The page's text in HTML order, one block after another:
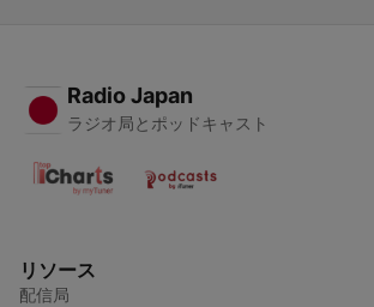
Radio Japan
ラジオ局とポッドキャスト
リソース
配信局